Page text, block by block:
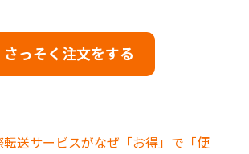
さっそく注文をする
転送サービスがなぜ「お得」で「便